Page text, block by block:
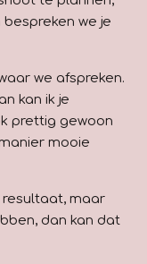
we je
we afspreken.
kan ik je
prettig gewoon
mooie
resultaat, maar
dan kan dat